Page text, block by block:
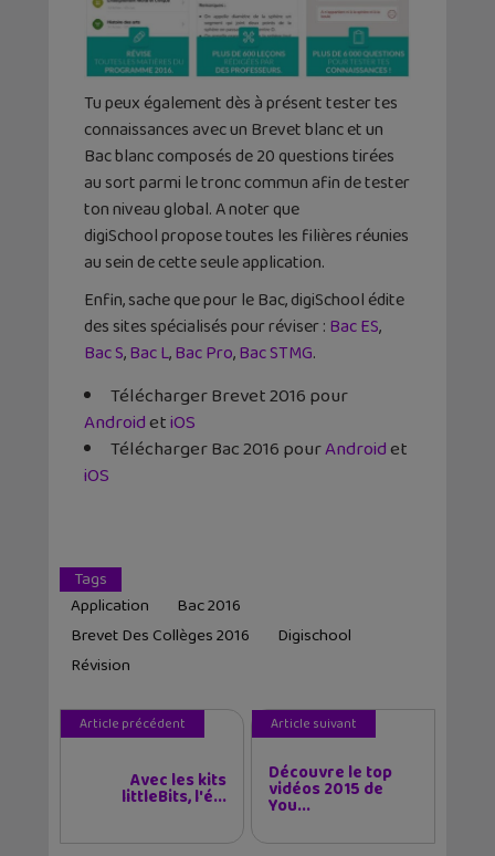
Tu peux également dès à présent tester tes
connaissances avec un Brevet blanc et un
Bac blanc composés de 20 questions tirées
au sort parmi le tronc commun afin de tester
ton niveau global. A noter que
digiSchool propose toutes les filières réunies
au sein de cette seule application.
Enfin, sache que pour le Bac, digiSchool édite
des sites spécialisés pour réviser : Bac ES,
Bac S,Bac L,Bac Pro,Bac STMG.
Télécharger Brevet 2016 pour
AndroidetiOS
Télécharger Bac 2016 pourAndroidet
iOS
Tags
Application
Bac 2016
Brevet Des Collèges 2016
Digischool
Révision
Article précédent
Avec les kits
littleBits, l'é...
Article suivant
Découvre le top
vidéos 2015 de
You...